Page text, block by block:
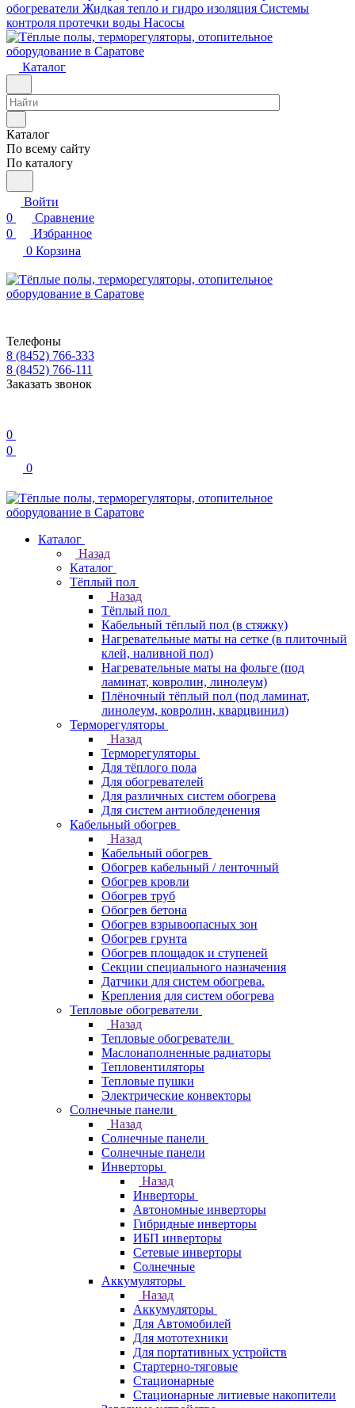
обогреватели Жидкая тепло и гидро изоляция Системы
контроля протечки воды Насосы
Каталог
Каталог
По всему сайту
По каталогу
Войти
0
Сравнение
0
Избранное
0 Корзина
Телефоны
8 (8452) 766-333
8 (8452) 766-111
Заказать звонок
0
0
0
Каталог
Назад
Каталог
Тёплый пол
Назад
Тёплый пол
Кабельный тёплый пол (в стяжку)
Нагревательные маты на сетке (в плиточный
клей, наливной пол)
Нагревательные маты на фольге (под
ламинат, ковролин, линолеум)
Плёночный тёплый пол (под ламинат,
линолеум, ковролин, кварцвинил)
Терморегуляторы
Назад
Терморегуляторы
Для тёплого пола
Для обогревателей
Для различных систем обогрева
Для систем антиобледенения
Кабельный обогрев
Назад
Кабельный обогрев
Обогрев кабельный / ленточный
Обогрев кровли
Обогрев труб
Обогрев бетона
Обогрев взрывоопасных зон
Обогрев грунта
Обогрев площадок и ступеней
Секции специального назначения
Датчики для систем обогрева.
Крепления для систем обогрева
Тепловые обогреватели
Назад
Тепловые обогреватели
Маслонаполненные радиаторы
Тепловентиляторы
Тепловые пушки
Электрические конвекторы
Солнечные панели
Назад
Солнечные панели
Солнечные панели
Инверторы
Назад
Инверторы
Автономные инверторы
Гибридные инверторы
ИБП инверторы
Сетевые инверторы
Солнечные
Аккумуляторы
Назад
Аккумуляторы
Для Автомобилей
Для мототехники
Для портативных устройств
Стартерно-тяговые
Стационарные
Стационарные литиевые накопители